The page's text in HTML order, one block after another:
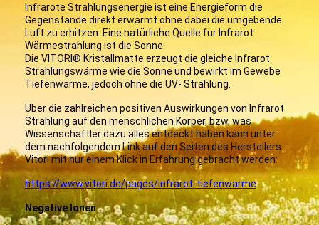
Infrarote Strahlungsenergie ist eine Energieform die
Gegenstände direkt erwärmt ohne dabei die umgebende
Luft zu erhitzen. Eine natürliche Quelle für Infrarot
Wärmestrahlung ist die Sonne.
Die VITORI® Kristallmatte erzeugt die gleiche Infrarot
Strahlungswärme wie die Sonne und bewirkt im Gewebe
Tiefenwärme, jedoch ohne die UV- Strahlung.
Über die zahlreichen positiven Auswirkungen von Infrarot
Strahlung auf den menschlichen Körper, bzw, was
Wissenschaftler dazu alles entdeckt haben kann unter
dem nachfolgendem Link auf den Seiten des Herstellers
Vitori mit nur einem Klick in Erfahrung gebracht werden:
https://www.vitori.de/pages/infrarot-tiefenwarme
Negative Ionen